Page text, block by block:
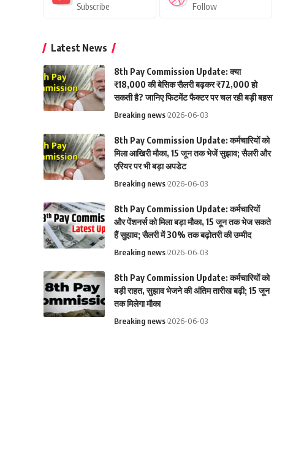
Subscribe Follow
Latest News
8th Pay Commission Update: क्या
₹18,000 की बेसिक सैलरी बढ़कर ₹72,000 हो
सकती है? जानिए फिटमेंट फैक्टर पर चल रही बड़ी बहस
Breaking news 2026-06-03
8th Pay Commission Update: कर्मचारियों को
मिला आखिरी मौका, 15 जून तक भेजें सुझाव; सैलरी और
एरियर पर भी बड़ा अपडेट
Breaking news 2026-06-03
8th Pay Commission Update: कर्मचारियों
और पेंशनर्स को मिला बड़ा मौका, 15 जून तक भेज सकते
हैं सुझाव; सैलरी में 30% तक बढ़ोतरी की उम्मीद
Breaking news 2026-06-03
8th Pay Commission Update: कर्मचारियों को
बड़ी राहत, सुझाव भेजने की अंतिम तारीख बढ़ी; 15 जून
तक मिलेगा मौका
Breaking news 2026-06-03